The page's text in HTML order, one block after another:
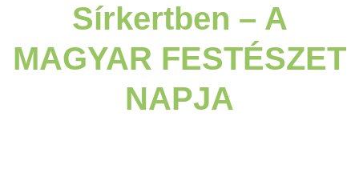
Sírkertben – A
MAGYAR FESTÉSZET
NAPJA